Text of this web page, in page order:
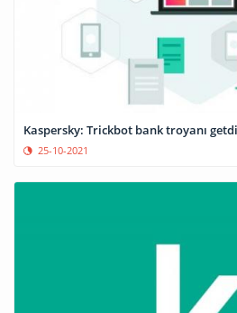
Kaspersky: Trickbot bank troyanı
25-10-2021